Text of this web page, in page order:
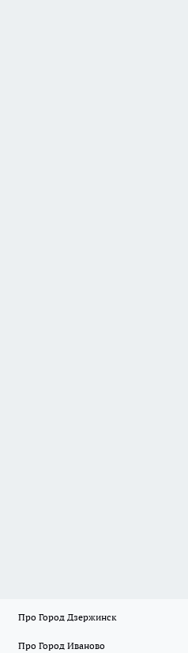
Про Город Дзержинск
Про Город Иваново